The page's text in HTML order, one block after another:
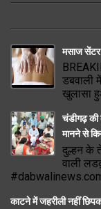
मसाज सेंटर
डबवाली
खुलासा
चंडीगढ़ की
मानने से
दुल्हन के
वाली
काटने में जहरीली नहीं